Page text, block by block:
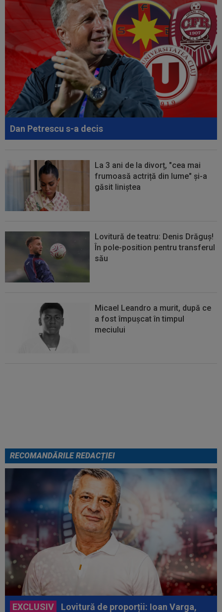
EXCLUSIV
Gigi Becali: ”Hai să-ți spun ce face
Mihai Stoica. E prima oară când o zic”
00:34 EXCLUSIV
Dorit iar de Varga la CFR Cluj, Edi
Iordănescu a luat decizia!
00:22 EXCLUSIV
Gică Craioveanu a dat declarația
serii, după KuPS - Craiova: ”Știi cine mă...
00:12
Barcelona, 180 de milioane de euro pentru
Rodri!
Dan Petrescu s-a decis
La 3 ani de la divorț, "cea mai
frumoasă actriță din lume" și-a
găsit liniștea
Lovitură de teatru: Denis Drăguș!
În pole-position pentru transferul
său
Micael Leandro a murit, după ce
a fost împușcat în timpul
meciului
RECOMANDĂRILE REDACȚIEI
EXCLUSIV Lovitură de proporții: Ioan Varga,